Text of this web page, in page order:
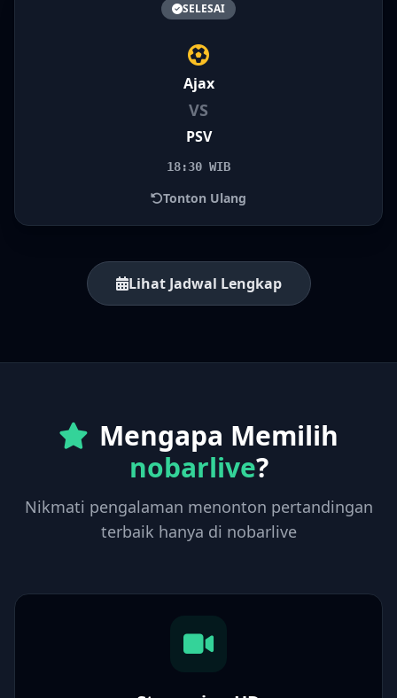
SELESAI
Ajax
VS
PSV
18:30 WIB
Tonton Ulang
Lihat Jadwal Lengkap
Mengapa Memilih
nobarlive?
Nikmati pengalaman menonton pertandingan
terbaik hanya di nobarlive